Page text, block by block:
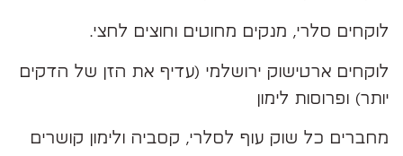
לוקחים סלרי, מנקים מחוטים וחוצים לחצי.
לוקחים ארטישוק ירושלמי (עדיף את הזן של הדקים
יותר) ופרוסות לימון
מחברים כל שוק עוף לסלרי, קסביה ולימון קושרים